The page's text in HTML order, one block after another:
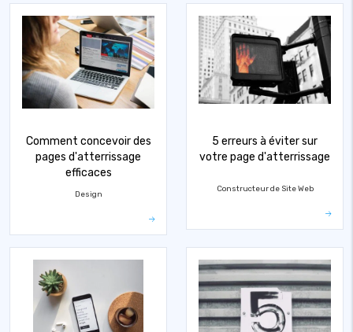
Comment concevoir des
pages d'atterrissage
efficaces
Design
5 erreurs à éviter sur
votre page d'atterrissage
Constructeur de Site Web